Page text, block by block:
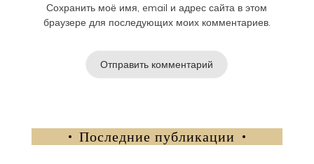
Сохранить моё имя, email и адрес сайта в этом
браузере для последующих моих комментариев.
Последние публикации